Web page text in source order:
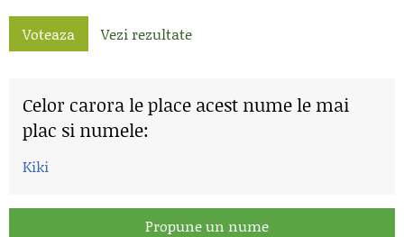
Voteaza Vezi rezultate
Celor carora le place acest nume le mai
plac si numele:
Kiki
Propune un nume